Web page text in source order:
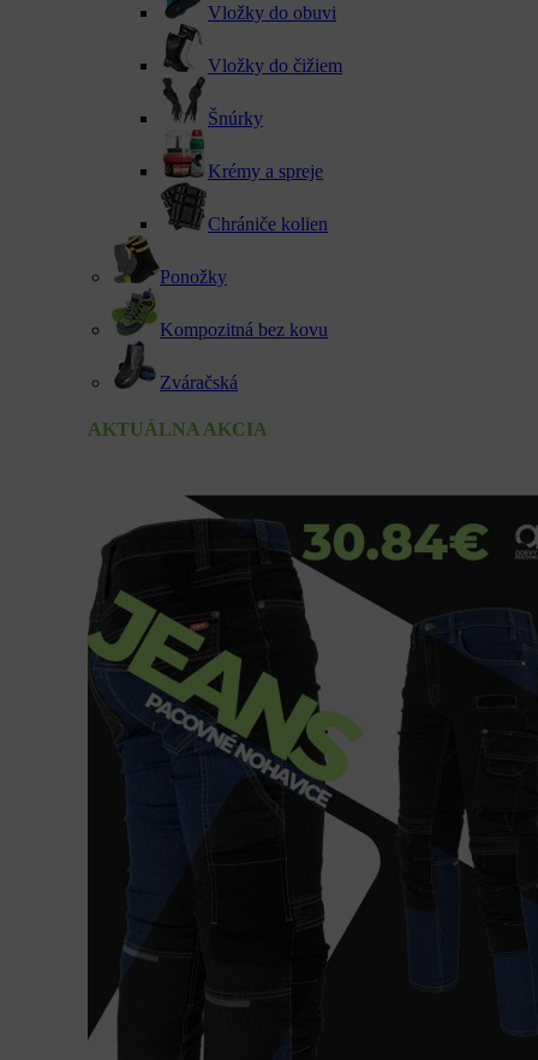
Vložky do obuvi
Vložky do čižiem
Šnúrky
Krémy a spreje
Chrániče kolien
Ponožky
Kompozitná bez kovu
Zváračská
AKTUÁLNA AKCIA